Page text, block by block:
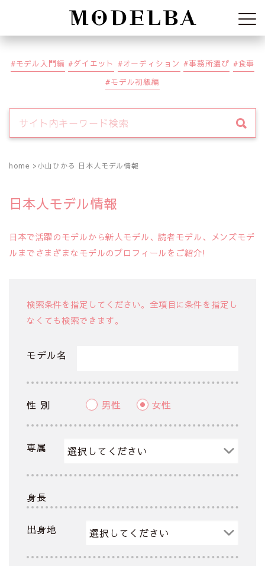
Modelba
モデル入門編 ダイエット オーディション 事務所選び
食事
モデル初級編
home 小山ひかる 日本人モデル情報
日本人モデル情報
日本で活躍のモデルから新人モデル、読者モデル、メンズモデ
ルまでさまざまなモデルのプロフィールをご紹介!
検索条件を指定してください。全項目に条件を指定し
なくても検索できます。
モデル名
性 別 男性 女性
専属
身長
出身地